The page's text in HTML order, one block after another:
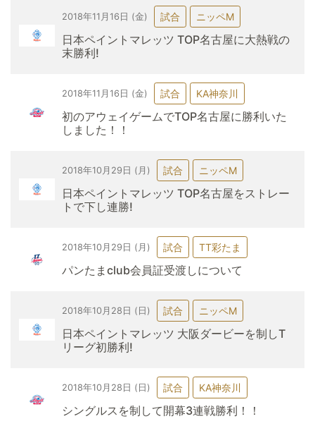
2018年11月16日 (金) 試合 ニッペM
日本ペイントマレッツ TOP名古屋に大熱戦の
末勝利!
2018年11月16日 (金) 試合 KA神奈川
初のアウェイゲームでTOP名古屋に勝利いた
しました！！
2018年10月29日 (月) 試合 ニッペM
日本ペイントマレッツ TOP名古屋をストレー
トで下し連勝!
2018年10月29日 (月) 試合 TT彩たま
パンたまclub会員証受渡しについて
2018年10月28日 (日) 試合 ニッペM
日本ペイントマレッツ 大阪ダービーを制しT
リーグ初勝利!
2018年10月28日 (日) 試合 KA神奈川
シングルスを制して開幕3連戦勝利！！